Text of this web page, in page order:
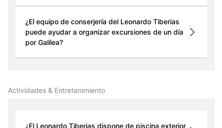
¿El equipo de conserjería del Leonardo Tiberias
puede ayudar a organizar excursiones de un día
por Galilea?
Actividades & Entretenimiento
¿El Leonardo Tiberias dispone de piscina exterior